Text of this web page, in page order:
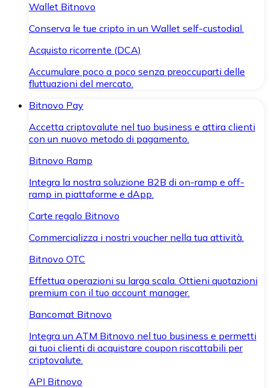
Wallet Bitnovo
Conserva le tue cripto in un Wallet self-custodial.
Acquisto ricorrente (DCA)
Accumulare poco a poco senza preoccuparti delle
fluttuazioni del mercato.
Bitnovo Pay
Accetta criptovalute nel tuo business e attira clienti
con un nuovo metodo di pagamento.
Bitnovo Ramp
Integra la nostra soluzione B2B di on-ramp e off-
ramp in piattaforme e dApp.
Carte regalo Bitnovo
Commercializza i nostri voucher nella tua attività.
Bitnovo OTC
Effettua operazioni su larga scala. Ottieni quotazioni
premium con il tuo account manager.
Bancomat Bitnovo
Integra un ATM Bitnovo nel tuo business e permetti
ai tuoi clienti di acquistare coupon riscattabili per
criptovalute.
API Bitnovo